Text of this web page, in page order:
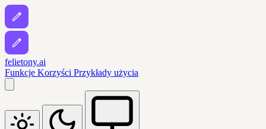
felietony.ai
Funkcje Korzyści Przykłady użycia